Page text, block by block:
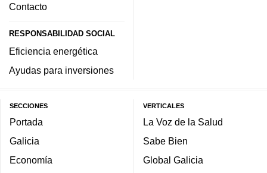
Contacto
RESPONSABILIDAD SOCIAL
Eficiencia energética
Ayudas para inversiones
SECCIONES
Portada
Galicia
Economía
VERTICALES
La Voz de la Salud
Sabe Bien
Global Galicia